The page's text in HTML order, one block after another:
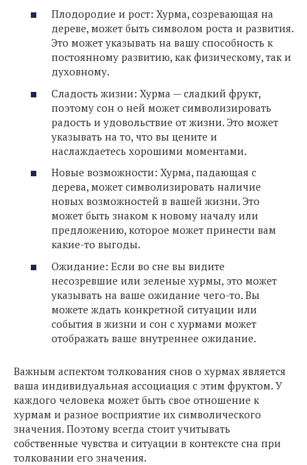
Плодородие и рост: Хурма, созревающая на
дереве, может быть символом роста и развития.
Это может указывать на вашу способность к
постоянному развитию, как физическому, так и
духовному.
Сладость жизни: Хурма — сладкий фрукт,
поэтому сон о ней может символизировать
радость и удовольствие от жизни. Это может
указывать на то, что вы цените и
наслаждаетесь хорошими моментами.
Новые возможности: Хурма, падающая с
дерева, может символизировать наличие
новых возможностей в вашей жизни. Это
может быть знаком к новому началу или
предложению, которое может принести вам
какие-то выгоды.
Ожидание: Если во сне вы видите
несозревшие или зеленые хурмы, это может
указывать на ваше ожидание чего-то. Вы
можете ждать конкретной ситуации или
события в жизни и сон с хурмами может
отображать ваше внутреннее ожидание.
Важным аспектом толкования снов о хурмах является
ваша индивидуальная ассоциация с этим фруктом. У
каждого человека может быть свое отношение к
хурмам и разное восприятие их символического
значения. Поэтому всегда стоит учитывать
собственные чувства и ситуации в контексте сна при
толковании его значения.